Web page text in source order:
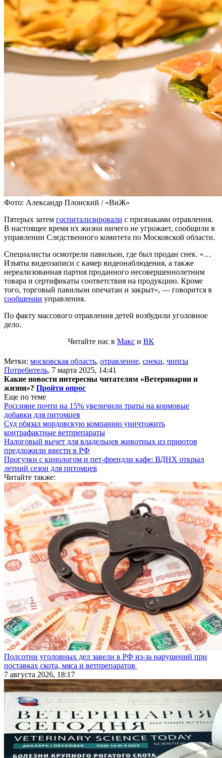
Фото: Александр Плонский / «ВиЖ»
Пятерых затем госпитализировали с признаками отравления.
В настоящее время их жизни ничего не угрожает, сообщили в
управлении Следственного комитета по Московской области.
Специалисты осмотрели павильон, где был продан снек. «…
Изъяты видеозаписи с камер видеонаблюдения, а также
нереализованная партия проданного несовершеннолетним
товара и сертификаты соответствия на продукцию. Кроме
того, торговый павильон опечатан и закрыт», — говорится в
сообщении управления.
По факту массового отравления детей возбудили уголовное
дело.
Читайте нас в Макс и ВК
Метки: московская область, отравление, снеки, чипсы
Потребитель, 7 марта 2025, 14:41
Какие новости интересны читателям «Ветеринарии и
жизни»? Пройти опрос
Еще по теме
Россияне почти на 15% увеличили траты на кормовые
добавки для питомцев
Суд обязал мордовскую компанию уничтожить
контрафактные ветпрепараты
Налоговый вычет для владельцев животных из приютов
предложили ввести в РФ
Прогулки с кинологом и пет-френдли кафе: ВДНХ открыл
летний сезон для питомцев
Читайте также:
Полсотни уголовных дел завели в РФ из-за нарушений при
поставках скота, мяса и ветпрепаратов
7 августа 2026, 18:17